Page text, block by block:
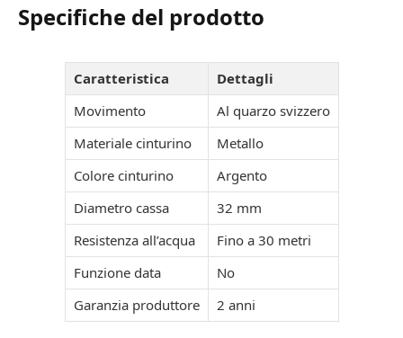
Specifiche del prodotto
Caratteristica
Dettagli
Movimento
Al quarzo svizzero
Materiale cinturino
Metallo
Colore cinturino
Argento
Diametro cassa
32 mm
Resistenza all’acqua
Fino a 30 metri
Funzione data
No
Garanzia produttore
2 anni